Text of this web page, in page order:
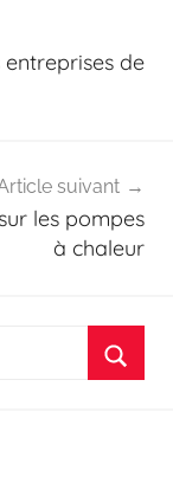
de
suivant
les pompes
à chaleur